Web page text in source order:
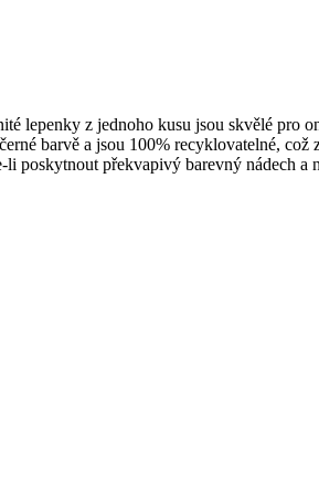
lepenky z jednoho kusu jsou skvělé
barvě a jsou 100% recyklovatelné,
poskytnout překvapivý barevný nádech